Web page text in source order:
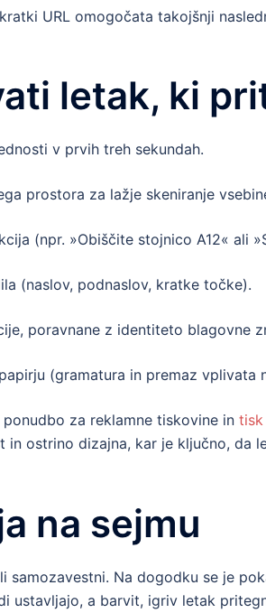
URL omogočata takojšnji
letak, ki
v prvih treh sekundah.
prostora za lažje skeniranje
(npr. »Obiščite stojnico A12« ali
(naslov, podnaslov, kratke točke).
poravnane z identiteto blagovne
(gramatura in premaz vplivata
za reklamne tiskovine in tisk
ostrino dizajna, kar je ključno, da
na sejmu
samozavestni. Na dogodku se je
ustavljajo, a barvit, igriv letak